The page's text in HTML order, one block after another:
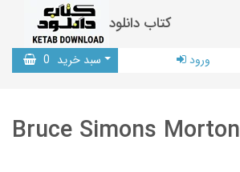
کتاب دانلود
سبد خرید 0 ورود
Bruce Simons Morton